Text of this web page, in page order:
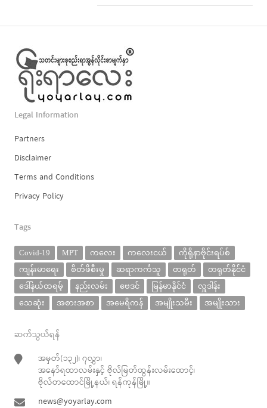
Legal Information
Partners
Disclaimer
Terms and Conditions
Privacy Policy
Tags
Covid-19 MPT ကလေး ကလေးငယ်
ကိုရိုနာဗိုင်းရပ်စ်
ကျန်းမာရေး
စိတ်ဖိစီးမှု ဆရာကင်္ကသူ တရုတ်
တရုတ်နိုင်ငံ
ဒေါ်နယ်ထရမ့်
နည်းလမ်း ဗေဒင် မြန်မာနိုင်ငံ
လှူဒါန်း
သေဆုံး
အစားအစာ အမေရိကန် အမျိုးသမီး အမျိုးသား
ဆက်သွယ်ရန်
အမှတ်(၁၃၂)၊ ၇လွှာ၊
အနော်ရထာလမ်းနှင့် ဗိုလ်မြတ်ထွန်းလမ်းထောင့်၊
ဗိုလ်တထောင်မြို့နယ်၊ ရန်ကုန်မြို့။
news@yoyarlay.com